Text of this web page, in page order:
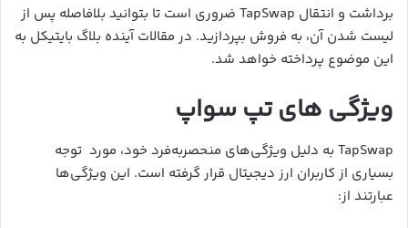
برداشت و انتقال TapSwap ضروری است تا بتوانید بلافاصله پس از
لیست شدن آن، به فروش بپردازید. در مقالات آینده بلاگ بایتیکل به
این موضوع پرداخته خواهد شد.
ویژگی های تپ سواپ
TapSwap به دلیل ویژگی‌های منحصربه‌فرد خود، مورد توجه
بسیاری از کاربران ارز دیجیتال قرار گرفته است. این ویژگی‌ها
عبارتند از: